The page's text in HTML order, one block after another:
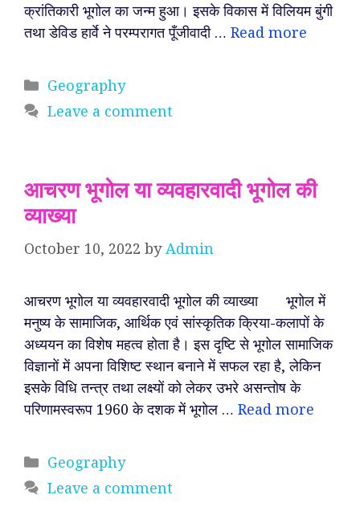
क्रांतिकारी भूगोल का जन्म हुआ। इसके विकास में विलियम बुंगी
तथा डेविड हार्वे ने परम्परागत पूँजीवादी … Read more
Categories
Geography
Leave a comment
आचरण भूगोल या व्यवहारवादी भूगोल की
व्याख्या
October 10, 2022 byAdmin
आचरण भूगोल या व्यवहारवादी भूगोल की व्याख्या भूगोल में
मनुष्य के सामाजिक, आर्थिक एवं सांस्कृतिक क्रिया-कलापों के
अध्ययन का विशेष महत्व होता है। इस दृष्टि से भूगोल सामाजिक
विज्ञानों में अपना विशिष्ट स्थान बनाने में सफल रहा है, लेकिन
इसके विधि तन्त्र तथा लक्ष्यों को लेकर उभरे असन्तोष के
परिणामस्वरूप 1960 के दशक में भूगोल … Read more
Categories
Geography
Leave a comment